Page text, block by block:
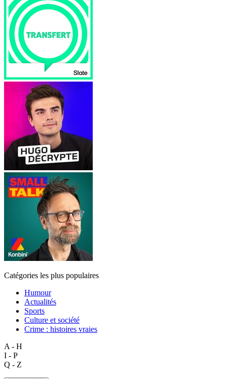
Catégories les plus populaires
Humour
Actualités
Sports
Culture et société
Crime : histoires vraies
A - H
I - P
Q - Z